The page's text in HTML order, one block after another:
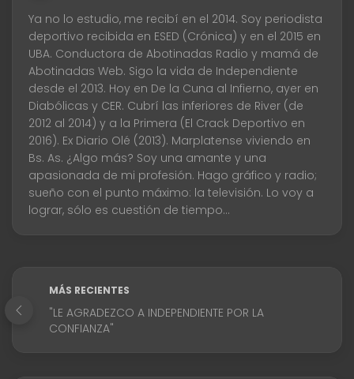
Ya no lo estudio, me recibí en el 2014. Soy periodista
deportivo recibida en ESED (Crónica) y en el 2015 en
UBA. Conductora de Abotinadas Radio y mamá de
Abotinadas Web. Sigo la vida de Independiente
desde el 2013. Hoy en De la Cuna al Infierno, ayer en
Diabólicas y CER. Cubrí las inferiores de River (de
2012 al 2014) y a la Primera (El Crack Deportivo en
2016). Ex Diario Olé (2013). Marplatense viviendo en
Bs. As. ¿Algo más? Soy una amante y una
apasionada de mi profesión. Hago gráfico y radio;
sueño con el punto máximo: la televisión. Lo voy a
lograr, sólo es cuestión de tiempo...
MÁS RECIENTES
"LE AGRADEZCO A INDEPENDIENTE POR LA
CONFIANZA"